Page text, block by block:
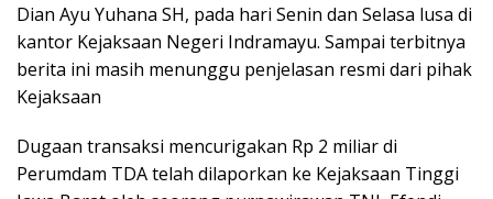
Dian Ayu Yuhana SH, pada hari Senin dan Selasa lusa di
kantor Kejaksaan Negeri Indramayu. Sampai terbitnya
berita ini masih menunggu penjelasan resmi dari pihak
Kejaksaan
Dugaan transaksi mencurigakan Rp 2 miliar di
Perumdam TDA telah dilaporkan ke Kejaksaan Tinggi